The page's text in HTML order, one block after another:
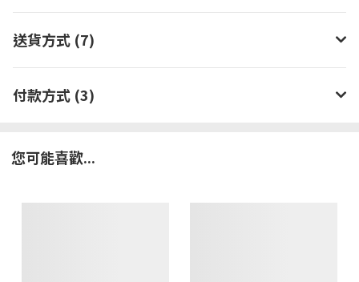
送貨方式 (7)
付款方式 (3)
您可能喜歡...